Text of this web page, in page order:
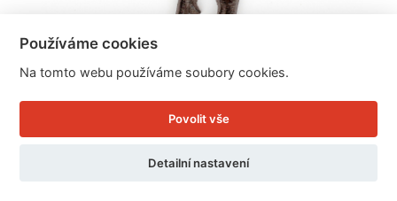
Domovní číslo 7 litina 8,8x12cm
Používáme cookies
Na tomto webu používáme soubory cookies.
Povolit vše
Detailní nastavení